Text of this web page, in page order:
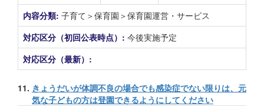
内容分類: 子育て＞保育園＞保育園運営・サービス
対応区分（初回公表時点）: 今後実施予定
対応区分（最新）:
11. きょうだいが体調不良の場合でも感染症でない限りは、元
気な子どもの方は登園できるようにしてください